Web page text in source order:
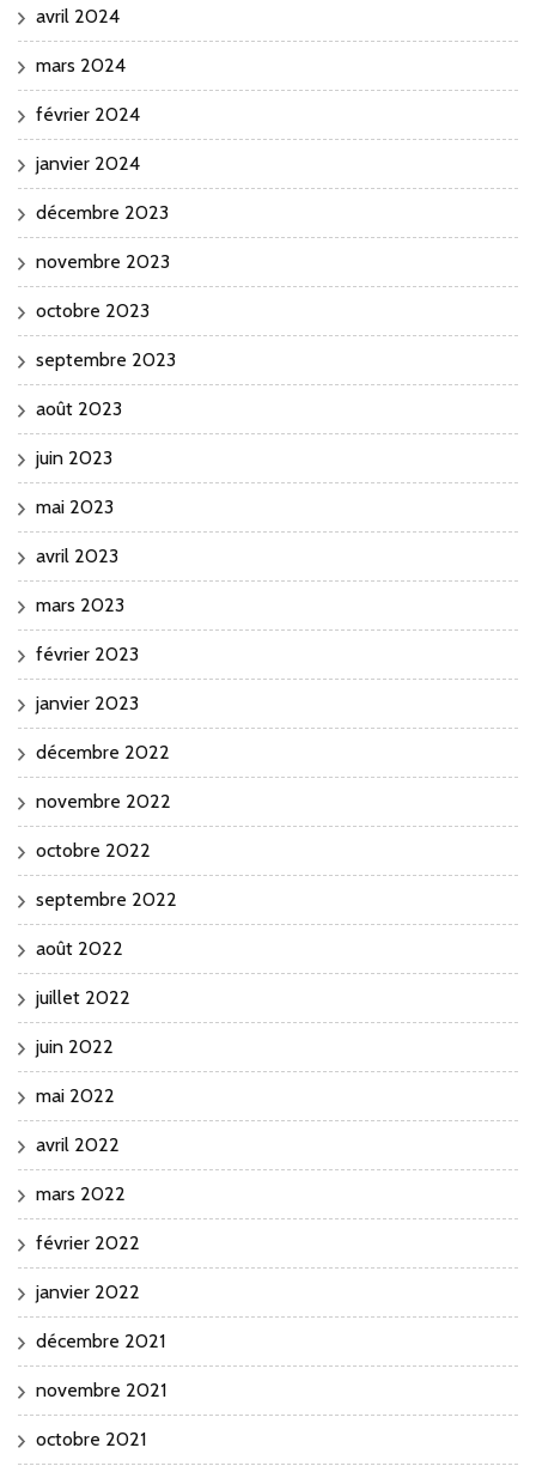
avril 2024
mars 2024
février 2024
janvier 2024
décembre 2023
novembre 2023
octobre 2023
septembre 2023
août 2023
juin 2023
mai 2023
avril 2023
mars 2023
février 2023
janvier 2023
décembre 2022
novembre 2022
octobre 2022
septembre 2022
août 2022
juillet 2022
juin 2022
mai 2022
avril 2022
mars 2022
février 2022
janvier 2022
décembre 2021
novembre 2021
octobre 2021